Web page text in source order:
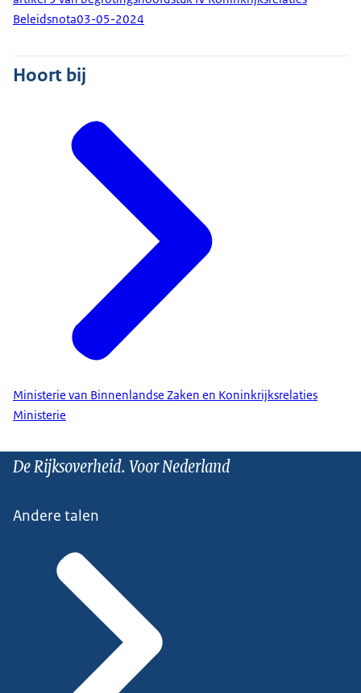
Beleidsnota03-05-2024
Hoort bij
Ministerie van Binnenlandse Zaken en Koninkrijksrelaties
Ministerie
De Rijksoverheid. Voor Nederland
Andere talen